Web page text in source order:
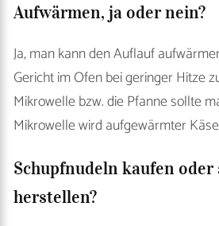
Aufwärmen, ja oder nein?
Ja, man kann den Auflauf
Gericht im Ofen bei geringer Hitze
Mikrowelle bzw. die Pfanne sollte
Mikrowelle wird aufgewärmter
Schupfnudeln kaufen oder
herstellen?